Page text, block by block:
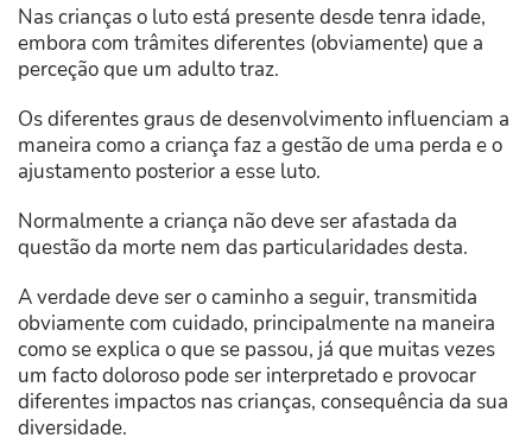
Nas crianças o luto está presente desde tenra idade,
embora com trâmites diferentes (obviamente) que a
perceção que um adulto traz.
Os diferentes graus de desenvolvimento influenciam a
maneira como a criança faz a gestão de uma perda e o
ajustamento posterior a esse luto.
Normalmente a criança não deve ser afastada da
questão da morte nem das particularidades desta.
A verdade deve ser o caminho a seguir, transmitida
obviamente com cuidado, principalmente na maneira
como se explica o que se passou, já que muitas vezes
um facto doloroso pode ser interpretado e provocar
diferentes impactos nas crianças, consequência da sua
diversidade.